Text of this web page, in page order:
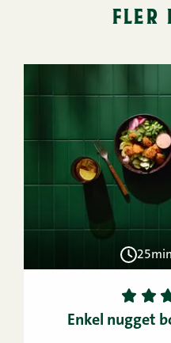
fler
25min
1 2
Enkel nugget